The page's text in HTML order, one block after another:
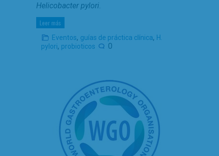
Helicobacter pylori.
Leer más
Eventos, guías de práctica clínica, H.
pylori, probioticos 0